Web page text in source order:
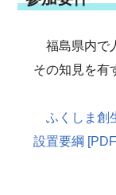
福島県内で
その知見を有
ふくしま創
設置要綱